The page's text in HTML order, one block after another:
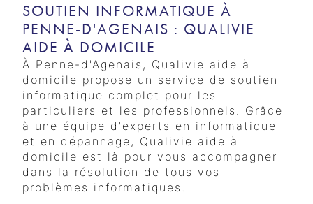
SOUTIEN INFORMATIQUE À
PENNE-D'AGENAIS : QUALIVIE
AIDE À DOMICILE
À Penne-d'Agenais, Qualivie aide à
domicile propose un service de soutien
informatique complet pour les
particuliers et les professionnels. Grâce
à une équipe d'experts en informatique
et en dépannage, Qualivie aide à
domicile est là pour vous accompagner
dans la résolution de tous vos
problèmes informatiques.